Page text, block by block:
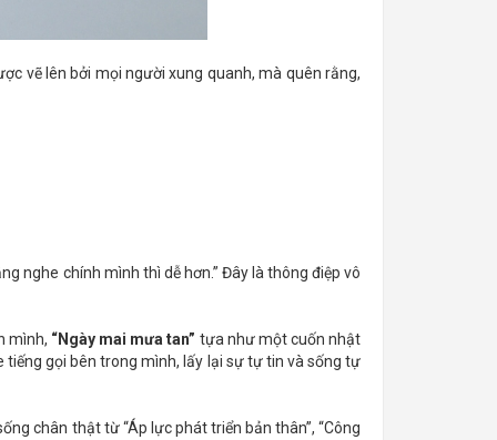
vẽ lên bởi mọi người xung quanh, mà quên rằng,
nghe chính mình thì dễ hơn.” Đây là thông điệp vô
mình, “Ngày mai mưa tan” tựa như một cuốn nhật
gọi bên trong mình, lấy lại sự tự tin và sống tự
chân thật từ “Áp lực phát triển bản thân”, “Công